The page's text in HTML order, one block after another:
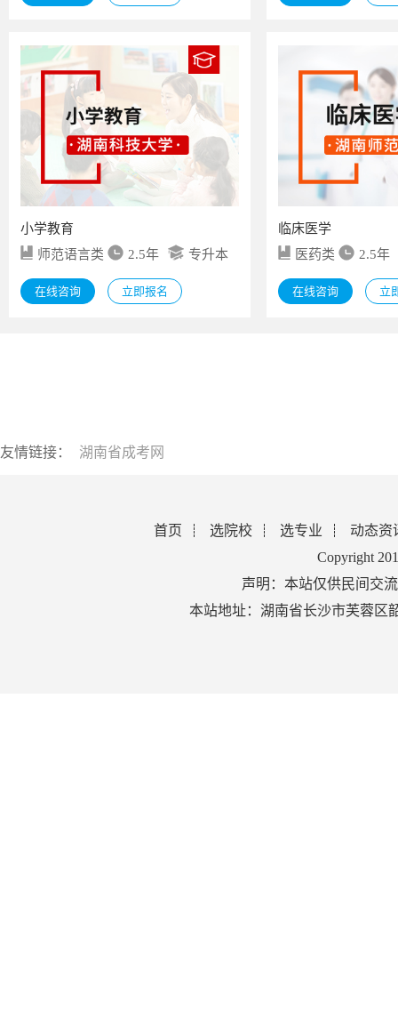
小学教育
师范语言类
2.5年 专升本
在线咨询 立即报名
临床医学
医药类
2.5年
在线咨询 立
友情链接： 湖南省成考网
首页 选院校 选专业
动态资
Copyright
声明：本站仅供民间交
本站地址：湖南省长沙市芙蓉区